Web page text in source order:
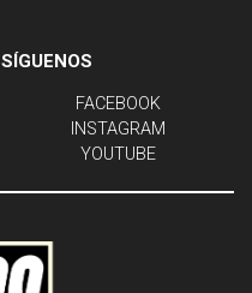
SÍGUENOS
FACEBOOK
INSTAGRAM
YOUTUBE